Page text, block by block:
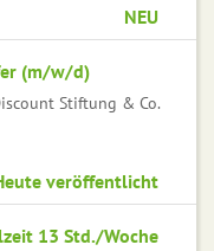
NEU
(m/w/d)
Stiftung & Co.
veröffentlicht
13 Std./Woche